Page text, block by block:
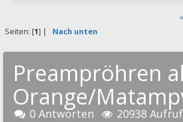
Seiten: [1] | Nach unten
Preampröhren
Orange/
0 Antworten 20938